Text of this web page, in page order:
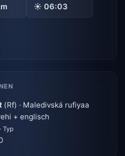
☀ 06:03
(Rf) · Maledivská rufiyaa
+ englisch
· Typ